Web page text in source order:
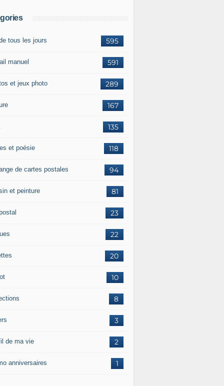
595
tous les jours
591
manuel
289
et jeux photo
167
135
118
et poésie
94
de cartes postales
81
et peinture
23
22
20
10
8
3
2
de ma vie
1
anniversaires